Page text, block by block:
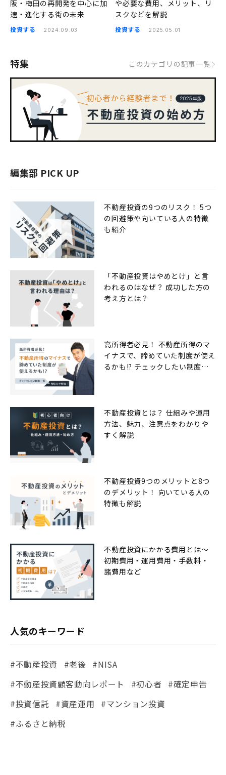
阪・梅田の再開発を中心に加
速・進化する街の未来
投資する 2024.09.03
や必要な費用、メリット、リ
スクなどを解説
投資する 2025.05.01
特集 このカテゴリの記事一覧
編集部 PICK UP
不動産投資の9つのリスク！ 5つ
の回避策や向いている人の特徴
も紹介
「不動産投資はやめとけ」と言
われるのはなぜ？ 成功した方の
考え方とは？
高所得者必見！ 不動産所得のマ
イナスで、諦めていた制度が使え
るかも!? チェックしたい制度一
不動産投資とは？ 仕組みや運用
方法、魅力、注意点をわかりや
すく解説
不動産投資9つのメリットと8つ
のデメリット！ 向いている人の
特徴も解説
不動産投資にかかる費用とは〜
初期費用・運用費用・手数料・
諸費用など
人気のキーワード
#不動産投資 #老後 #NISA
#不動産投資顧客動向レポート
#初心者
#確定申告
#投資信託
#資産運用
#マンション投資
#ふるさと納税